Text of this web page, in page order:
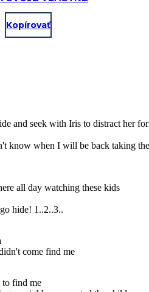
Kopírovať
and seek with Iris to distract her
know when I will be back taking
all day watching these kids
hide! 1..2..3..
come find me
to find me